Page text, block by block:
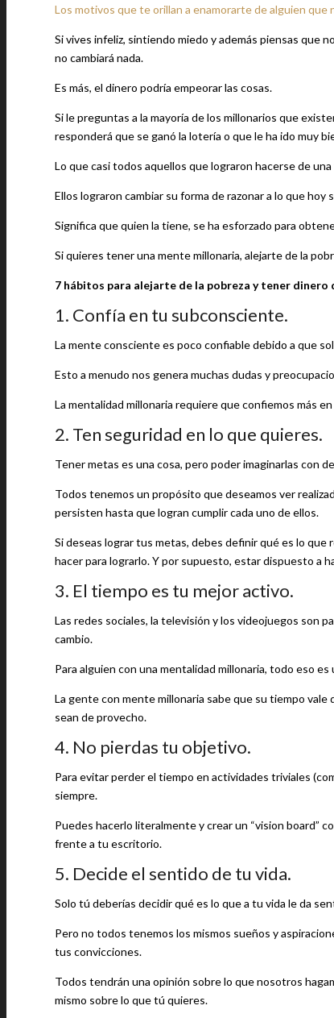
Los motivos que te orillan a enamorarte de alguien que
Si vives infeliz, sintiendo miedo y además piensas que
no cambiará nada.
Es más, el dinero podría empeorar las cosas.
Si le preguntas a la mayoría de los millonarios que
responderá que se ganó la lotería o que le ha ido muy
Lo que casi todos aquellos que lograron hacerse de
Ellos lograron cambiar su forma de razonar a lo que hoy
Significa que quien la tiene, se ha esforzado para
Si quieres tener una mente millonaria, alejarte de la
7 hábitos para alejarte de la pobreza y tener dinero
1. Confía en tu subconsciente.
La mente consciente es poco confiable debido a que
Esto a menudo nos genera muchas dudas y
La mentalidad millonaria requiere que confiemos más
2. Ten seguridad en lo que quieres.
Tener metas es una cosa, pero poder imaginarlas con
Todos tenemos un propósito que deseamos ver
persisten hasta que logran cumplir cada uno de ellos.
Si deseas lograr tus metas, debes definir qué es lo
hacer para lograrlo. Y por supuesto, estar dispuesto a
3. El tiempo es tu mejor activo.
Las redes sociales, la televisión y los videojuegos son
cambio.
Para alguien con una mentalidad millonaria, todo eso
La gente con mente millonaria sabe que su tiempo
sean de provecho.
4. No pierdas tu objetivo.
Para evitar perder el tiempo en actividades triviales
siempre.
Puedes hacerlo literalmente y crear un “vision board”
frente a tu escritorio.
5. Decide el sentido de tu vida.
Solo tú deberías decidir qué es lo que a tu vida le da
Pero no todos tenemos los mismos sueños y
tus convicciones.
Todos tendrán una opinión sobre lo que nosotros
mismo sobre lo que tú quieres.